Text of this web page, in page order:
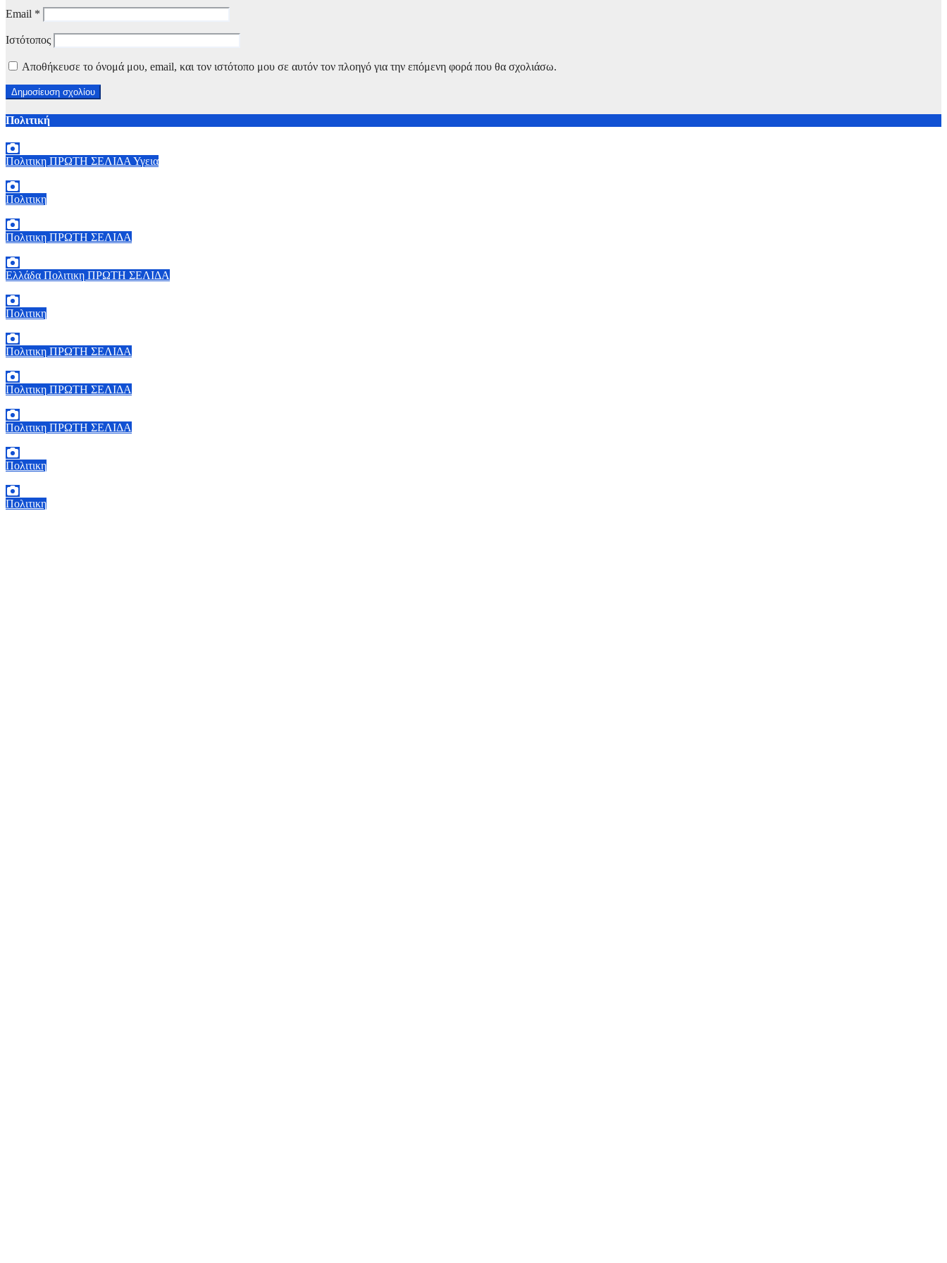
Email *
Ιστότοπος
Αποθήκευσε το όνομά μου, email, και τον ιστότοπο μου σε αυτόν τον πλοηγό για την επόμενη φορά που θα σχολιάσω.
Πολιτική
Πολιτικη ΠΡΩΤΗ ΣΕΛΙΔΑ Υγεια
Πολιτικη
Πολιτικη ΠΡΩΤΗ ΣΕΛΙΔΑ
Ελλάδα Πολιτικη ΠΡΩΤΗ ΣΕΛΙΔΑ
Πολιτικη
Πολιτικη ΠΡΩΤΗ ΣΕΛΙΔΑ
Πολιτικη ΠΡΩΤΗ ΣΕΛΙΔΑ
Πολιτικη ΠΡΩΤΗ ΣΕΛΙΔΑ
Πολιτικη
Πολιτικη